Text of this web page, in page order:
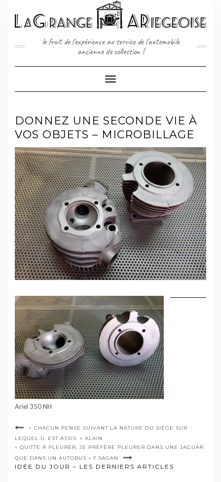
content
le fruit de l'expérience au service de l'automobile
ancienne de collection !
Toggle
Navigation
DONNEZ UNE SECONDE VIE À
VOS OBJETS – MICROBILLAGE
Ariel 350 NH
« CHACUN PENSE SUIVANT LA NATURE DU SIÈGE SUR
LEQUEL IL EST ASSIS. » ALAIN
« QUITTE À PLEURER, JE PRÉFÈRE PLEURER DANS UNE JAGUAR
QUE DANS UN AUTOBUS » F.SAGAN
IDÉE DU JOUR – LES DERNIERS ARTICLES